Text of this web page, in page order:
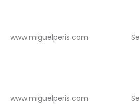
www.miguelperis.com
www.miguelperis.com